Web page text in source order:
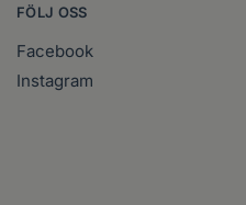
FÖLJ OSS
Facebook
Instagram